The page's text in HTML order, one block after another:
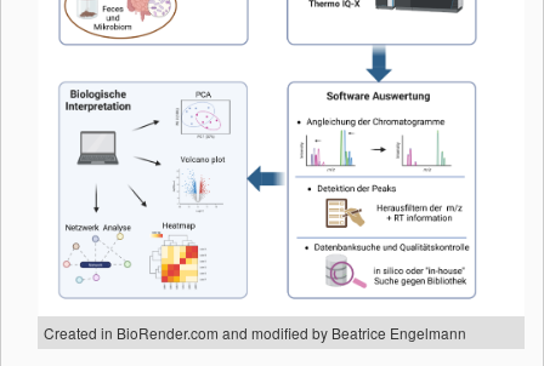
Created in BioRender.com and modified by Beatrice Engelmann